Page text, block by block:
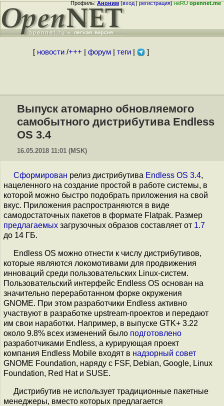
Профиль:Аноним(вход|регистрация)неRUopennet.me
[ новости/+++ форум| теги| ]
Выпуск атомарно обновляемого
самобытного дистрибутива Endless
OS 3.4
16.05.2018 11:01 (MSK)
Сформирован релиз дистрибутива Endless OS 3.4,
нацеленного на создание простой в работе системы, в
которой можно быстро подобрать приложения на свой
вкус. Приложения распространяются в виде
самодостаточных пакетов в формате Flatpak. Размер
предлагаемых загрузочных образов составляет от 1.7
до 14 ГБ.
Endless OS можно отнести к числу дистрибутивов,
которые являются локомотивами для продвижения
инноваций среди пользовательских Linux-систем.
Пользовательский интерфейс Endless OS основан на
значительно переработанном форке окружения
GNOME. При этом разработчики Endless активно
участвуют в разработке upstream-проектов и передают
им свои наработки. Например, в выпуске GTK+ 3.22
около 9.8% всех изменений было подготовлено
разработчиками Endless, а курирующая проект
компания Endless Mobile входят в надзорный совет
GNOME Foundation, наряду с FSF, Debian, Google, Linux
Foundation, Red Hat и SUSE.
Дистрибутив не использует традиционные пакетные
менеджеры, вместо которых предлагается